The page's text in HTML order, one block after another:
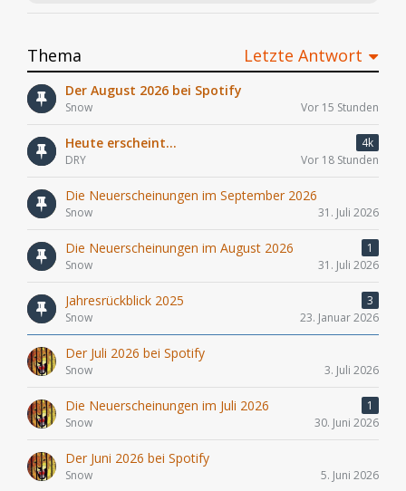
Thema Letzte Antwort
Der August 2026 bei Spotify
Snow Vor 15 Stunden
Heute erscheint...
4k
DRY
Vor 18 Stunden
Die Neuerscheinungen im September 2026
Snow 31. Juli 2026
Die Neuerscheinungen im August 2026
1
Snow
31. Juli 2026
Jahresrückblick 2025
3
Snow
23. Januar 2026
Der Juli 2026 bei Spotify
Snow 3. Juli 2026
Die Neuerscheinungen im Juli 2026
1
Snow
30. Juni 2026
Der Juni 2026 bei Spotify
Snow 5. Juni 2026